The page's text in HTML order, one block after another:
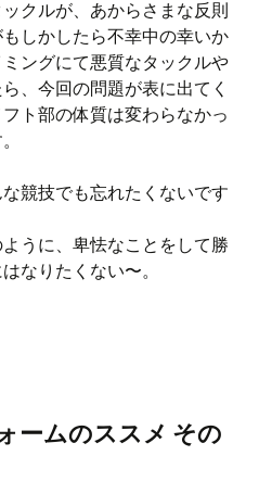
クルが、あからさまな反則
しかしたら不幸中の幸いか
ングにて悪質なタックルや
、今回の問題が表に出てく
ト部の体質は変わらなかっ
競技でも忘れたくないです
うに、卑怯なことをして勝
なりたくない〜。
ームのススメ その